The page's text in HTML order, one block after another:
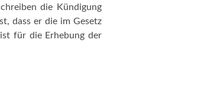
die Kündigung
dass er die im Gesetz
für die Erhebung der